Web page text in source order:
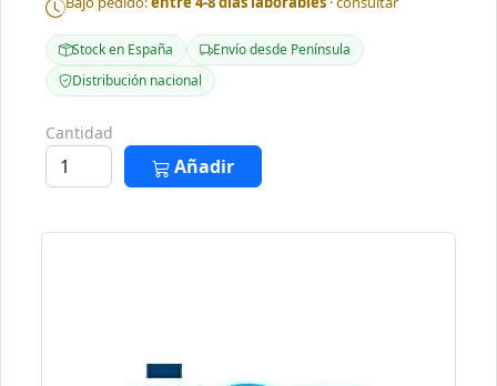
Stock en España
Envío desde Península
Distribución nacional
Cantidad
Añadir